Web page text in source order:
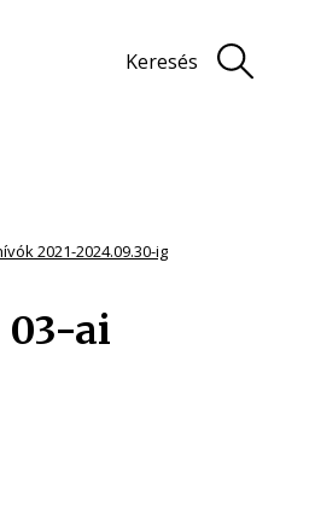
Keresés
2021-2024.09.30-ig
03-ai